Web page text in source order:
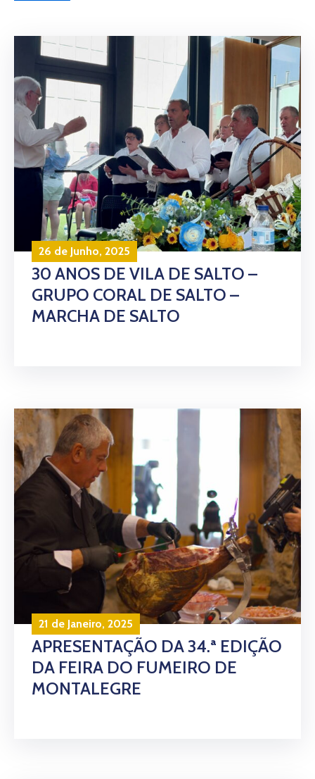
26 de Junho, 2025
30 ANOS DE VILA DE SALTO –
GRUPO CORAL DE SALTO –
MARCHA DE SALTO
21 de Janeiro, 2025
APRESENTAÇÃO DA 34.ª EDIÇÃO
DA FEIRA DO FUMEIRO DE
MONTALEGRE